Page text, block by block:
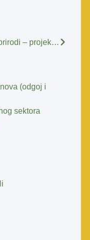
Škola u prirodi – projekt koji učenje seli iz učionice u prirodu
(odgoj i
sektora